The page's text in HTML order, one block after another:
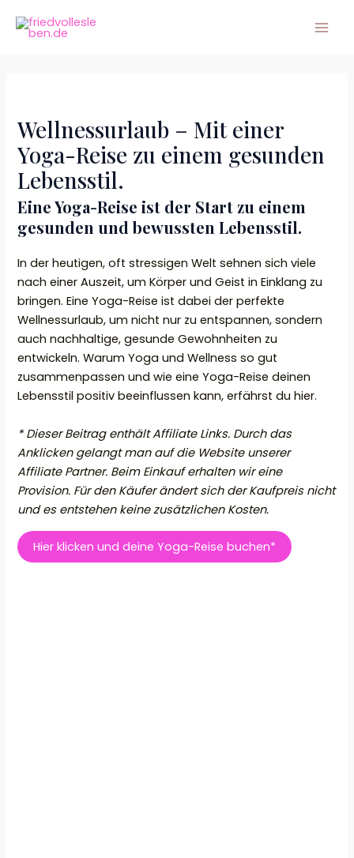
Inhalt
Wellnessurlaub – Mit einer
Yoga-Reise zu einem gesunden
Lebensstil.
Eine Yoga-Reise ist der Start zu einem
gesunden und bewussten Lebensstil.
In der heutigen, oft stressigen Welt sehnen sich viele
nach einer Auszeit, um Körper und Geist in Einklang zu
bringen. Eine Yoga-Reise ist dabei der perfekte
Wellnessurlaub, um nicht nur zu entspannen, sondern
auch nachhaltige, gesunde Gewohnheiten zu
entwickeln. Warum Yoga und Wellness so gut
zusammenpassen und wie eine Yoga-Reise deinen
Lebensstil positiv beeinflussen kann, erfährst du hier.
* Dieser Beitrag enthält Affiliate Links. Durch das
Anklicken gelangt man auf die Website unserer
Affiliate Partner. Beim Einkauf erhalten wir eine
Provision. Für den Käufer ändert sich der Kaufpreis nicht
und es entstehen keine zusätzlichen Kosten.
Hier klicken und deine Yoga-Reise buchen*